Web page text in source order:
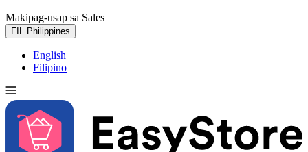
Makipag-usap sa Sales
FIL Philippines
English
Filipino